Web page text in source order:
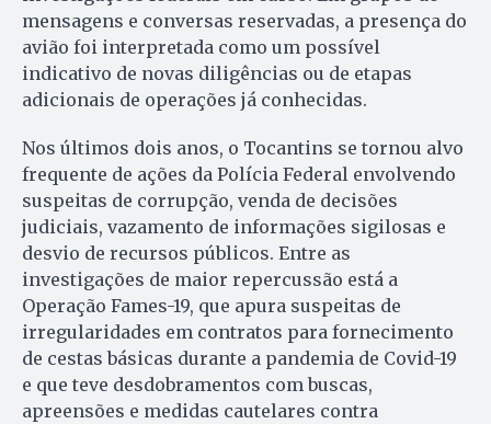
mensagens e conversas reservadas, a presença do
avião foi interpretada como um possível
indicativo de novas diligências ou de etapas
adicionais de operações já conhecidas.
Nos últimos dois anos, o Tocantins se tornou alvo
frequente de ações da Polícia Federal envolvendo
suspeitas de corrupção, venda de decisões
judiciais, vazamento de informações sigilosas e
desvio de recursos públicos. Entre as
investigações de maior repercussão está a
Operação Fames-19, que apura suspeitas de
irregularidades em contratos para fornecimento
de cestas básicas durante a pandemia de Covid-19
e que teve desdobramentos com buscas,
apreensões e medidas cautelares contra